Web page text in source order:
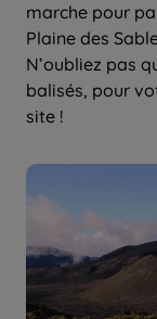
marche pour
Plaine des
N’oubliez pas
balisés, pour
site !